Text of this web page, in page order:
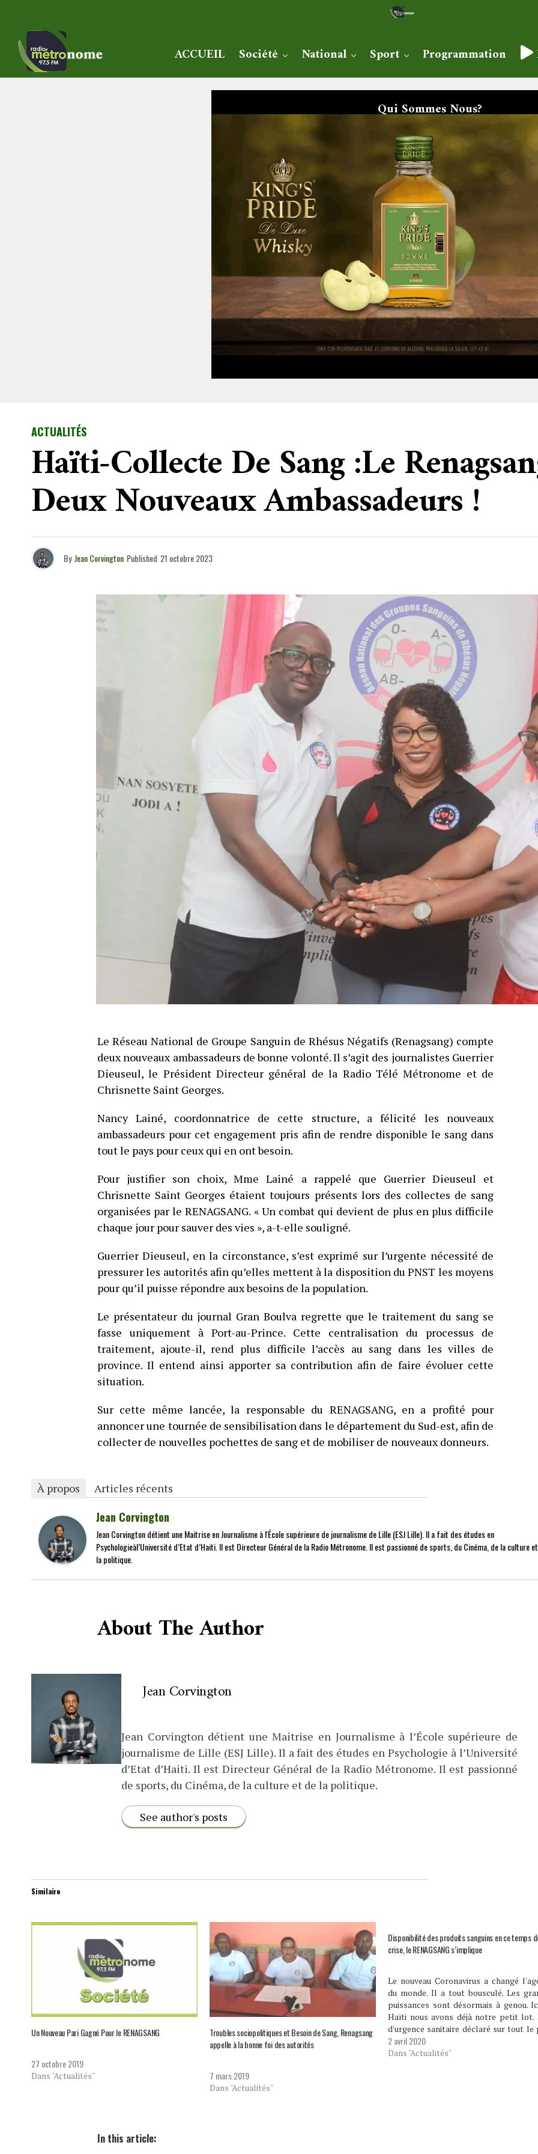
ACCUEIL Société National Sport Programmation
Qui Sommes Nous?
ACTUALITÉS
Haïti-Collecte De Sang :Le
Deux Nouveaux Ambassadeurs !
By Jean Corvington Published 21 octobre 2023
Le Réseau National de Groupe Sanguin de Rhésus Négatifs (Renagsang) compte
deux nouveaux ambassadeurs de bonne volonté. Il s’agit des journalistes Guerrier
Dieuseul, le Président Directeur général de la Radio Télé Métronome et de
Chrisnette Saint Georges.
Nancy Lainé, coordonnatrice de cette structure, a félicité les nouveaux
ambassadeurs pour cet engagement pris afin de rendre disponible le sang dans
tout le pays pour ceux qui en ont besoin.
Pour justifier son choix, Mme Lainé a rappelé que Guerrier Dieuseul et
Chrisnette Saint Georges étaient toujours présents lors des collectes de sang
organisées par le RENAGSANG. « Un combat qui devient de plus en plus difficile
chaque jour pour sauver des vies », a-t-elle souligné.
Guerrier Dieuseul, en la circonstance, s’est exprimé sur l’urgente nécessité de
pressurer les autorités afin qu’elles mettent à la disposition du PNST les moyens
pour qu’il puisse répondre aux besoins de la population.
Le présentateur du journal Gran Boulva regrette que le traitement du sang se
fasse uniquement à Port-au-Prince. Cette centralisation du processus de
traitement, ajoute-il, rend plus difficile l’accès au sang dans les villes de
province. Il entend ainsi apporter sa contribution afin de faire évoluer cette
situation.
Sur cette même lancée, la responsable du RENAGSANG, en a profité pour
annoncer une tournée de sensibilisation dans le département du Sud-est, afin de
collecter de nouvelles pochettes de sang et de mobiliser de nouveaux donneurs.
À propos Articles récents
Jean Corvington
Jean Corvington détient une Maitrise en Journalisme à l'École supérieure de journalisme de Lille (ESJ Lille). Il a fait des études en
Psychologieàl’Université d’Etat d’Haiti. Il est Directeur Général de la Radio Métronome. Il est passionné de sports, du Cinéma, de la culture
la politique.
About The Author
Jean Corvington
Jean Corvington détient une Maitrise en Journalisme à l’École supérieure de
journalisme de Lille (ESJ Lille). Il a fait des études en Psychologie à l’Université
d’Etat d’Haiti. Il est Directeur Général de la Radio Métronome. Il est passionné
de sports, du Cinéma, de la culture et de la politique.
See author's posts
Similaire
Un Nouveau Pari Gagné Pour le RENAGSANG
27 octobre 2019
Dans "Actualités"
Troubles sociopolitiques et Besoin de Sang, Renagsang
appelle à la bonne foi des autorités
7 mars 2019
Dans "Actualités"
Disponibilité des produits sanguins en ce temps
crise, le RENAGSANG s’implique
Le nouveau Coronavirus a changé
du monde. Il a tout bousculé. Les
puissances sont désormais à genou.
Haïti nous avons déjà notre petit lot.
d'urgence sanitaire déclaré sur tout le
par le président Jovenel Moise. Le
bilan publié par le ministère de la…
2 avril 2020
Dans "Actualités"
In this article: